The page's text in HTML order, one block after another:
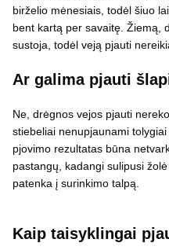
birželio mėnesiais, todėl šiuo
bent kartą per savaitę. Žiemą,
sustoja, todėl veją pjauti
Ar galima pjauti
Ne, drėgnos vejos pjauti
stiebeliai nenupjaunami
pjovimo rezultatas būna
pastangų, kadangi sulipusi
patenka į surinkimo talpą.
Kaip taisyklingai